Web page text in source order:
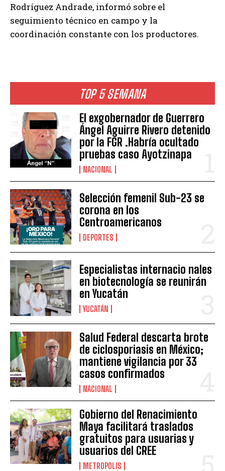
TOP 5 SEMANA
El exgobernador de Guerrero
Ángel Aguirre Rivero detenido
por la FGR .Habría ocultado
pruebas caso Ayotzinapa
NACIONAL
Selección femenil Sub-23 se
corona en los
Centroamericanos
DEPORTES
Especialistas internacio nales
en biotecnología se reunirán
en Yucatán
YUCATÁN
Salud Federal descarta brote
de ciclosporiasis en México;
mantiene vigilancia por 33
casos confirmados
NACIONAL
Gobierno del Renacimiento
Maya facilitará traslados
gratuitos para usuarias y
usuarios del CREE
METROPOLIS
Rodríguez Andrade, informó sobre el
seguimiento técnico en campo y la
coordinación constante con los productores.